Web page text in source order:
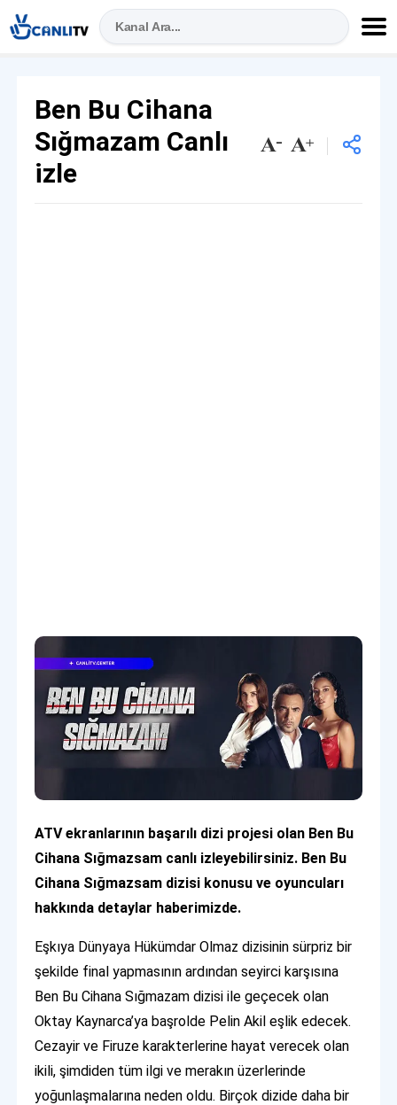
Ben Bu Cihana
Sığmazam Canlı
izle
ATV ekranlarının başarılı dizi projesi olan Ben Bu
Cihana Sığmazsam canlı izleyebilirsiniz. Ben Bu
Cihana Sığmazsam dizisi konusu ve oyuncuları
hakkında detaylar haberimizde.
Eşkıya Dünyaya Hükümdar Olmaz dizisinin sürpriz bir
şekilde final yapmasının ardından seyirci karşısına
Ben Bu Cihana Sığmazam dizisi ile geçecek olan
Oktay Kaynarca’ya başrolde Pelin Akil eşlik edecek.
Cezayir ve Firuze karakterlerine hayat verecek olan
ikili, şimdiden tüm ilgi ve merakın üzerlerinde
yoğunlaşmalarına neden oldu. Birçok dizide daha bir